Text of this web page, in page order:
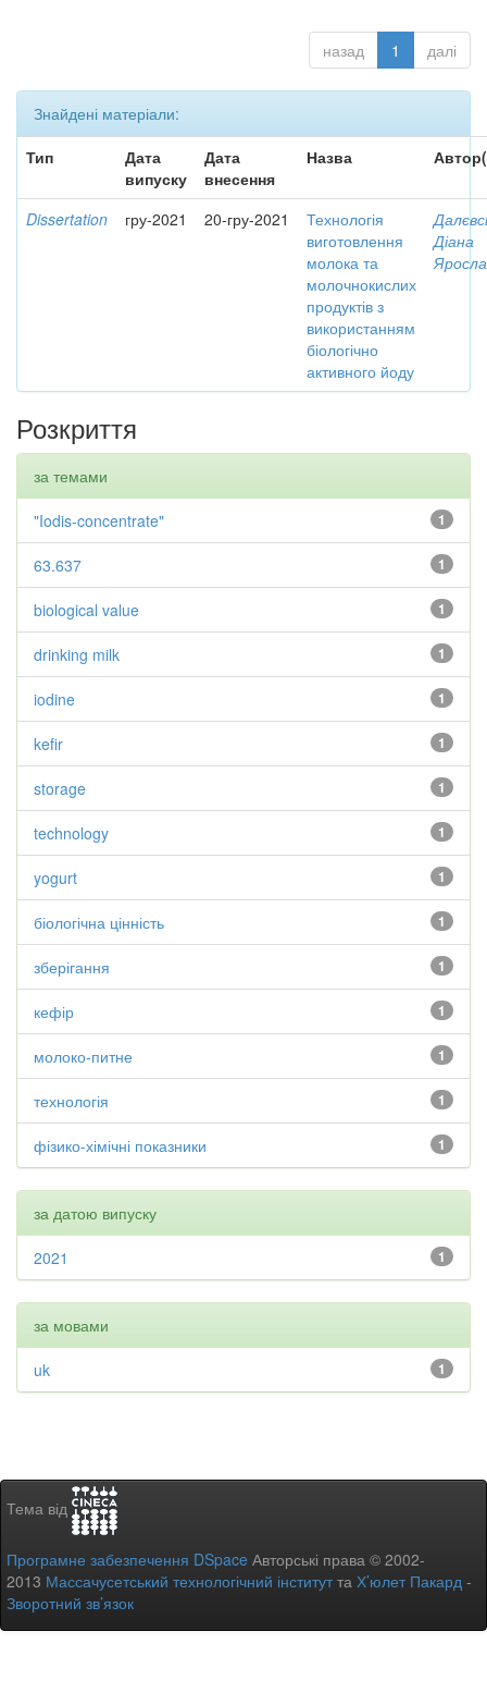
назад 1 далі
Знайдені матеріали:
Тип
Дата
випуску
Дата
внесення
Назва
Dissertation гру-2021 20-гру-2021
Технологія
виготовлення
молока та
молочнокислих
продуктів з
використанням
біологічно
активного йоду
Діана
Розкриття
за темами
1
"Iodis-concentrate"
1
63.637
1
biological value
1
drinking milk
1
iodine
1
kefir
1
storage
1
technology
1
yogurt
1
біологічна цінність
1
зберігання
1
кефір
1
молоко-питне
1
технологія
1
фізико-хімічні показники
за датою випуску
1
2021
за мовами
1
uk
Тема від
Програмне забезпечення DSpace Авторські права © 2002-
2013 Массачусетський технологічний інститутта Х’юлет Пакард -
Зворотний зв’язок